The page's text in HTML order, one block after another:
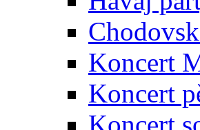
Koncert
Koncert
Koncert